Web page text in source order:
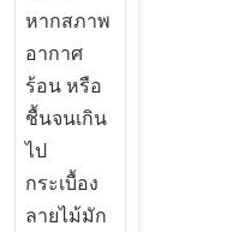
หากสภาพ
อากาศ
ร้อน หรือ
ชื้นจนเกิน
ไป
กระเบื้อง
ลายไม้มัก